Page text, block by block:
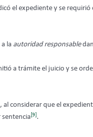
el expediente y se requirió
la autoridad responsable
a trámite el juicio y se
al considerar que el
[9] .